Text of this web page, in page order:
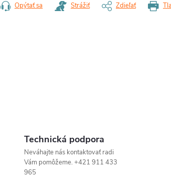
Opýtať sa Strážiť Zdieľať
Technická podpora
Neváhajte nás kontaktovať radi
Vám pomôžeme. +421 911 433
965